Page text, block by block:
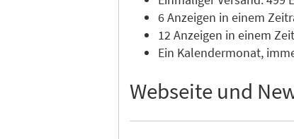
6 Anzeigen in einem
12 Anzeigen in einem
Ein Kalendermonat,
Webseite und